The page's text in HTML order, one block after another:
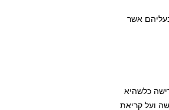
אשר
כלשהיא
ועל קריאת